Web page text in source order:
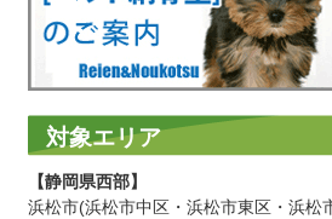
対象エリア
【静岡県西部】
浜松市(浜松市中区・浜松市東区・浜松